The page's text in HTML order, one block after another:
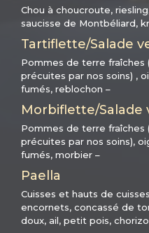
Chou à choucroute,
saucisse de Montbéliard,
Tartiflette/Salade
Pommes de terre
précuites par nos soins) ,
fumés, reblochon –
Morbiflette/Salade
Pommes de terre
précuites par nos soins),
fumés, morbier –
Paella
Cuisses et hauts de
encornets, concassé de
doux, ail, petit pois,